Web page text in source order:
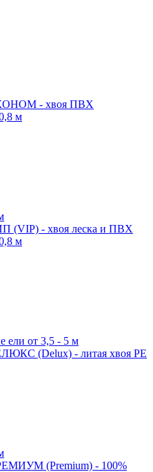
- хвоя ПВХ
м
(VIP) - хвоя леска и ПВХ
м
ели от 3,5 - 5 м
(Delux) - литая хвоя РЕ
(Premium) - 100%